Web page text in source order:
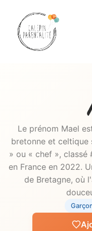
contenu
Le prénom Mael
bretonne et
» ou « chef », classé
en France en 2022.
de Bretagne, où